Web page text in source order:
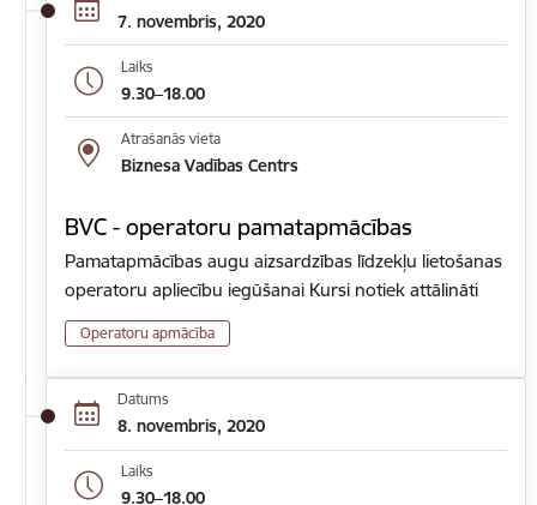
7. novembris, 2020
Laiks
9.30–18.00
Atrašanās vieta
Biznesa Vadības Centrs
BVC - operatoru pamatapmācības
Pamatapmācības augu aizsardzības līdzekļu lietošanas
operatoru apliecību iegūšanai Kursi notiek attālināti
Operatoru apmācība
Datums
8. novembris, 2020
Laiks
9.30–18.00